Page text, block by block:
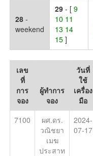
28 -
weekend
29 - [9
10 11
13 14
15]
เลข
ที่
การ
จอง
ผู้ทำการ
จอง
วันที่
ใช้
เครื่อง
มือ
7100
ผศ.ดร.
วณิชยา
เมฆ
ประสาท
2024-
07-17